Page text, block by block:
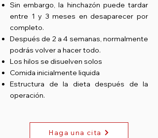
Sin embargo, la hinchazón puede tardar
entre 1 y 3 meses en desaparecer por
completo.
Después de 2 a 4 semanas, normalmente
podrás volver a hacer todo.
Los hilos se disuelven solos
Comida inicialmente liquida
Estructura de la dieta después de la
operación.
Haga una cita